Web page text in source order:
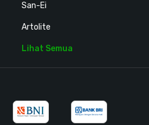
San-Ei
Artolite
Lihat Semua